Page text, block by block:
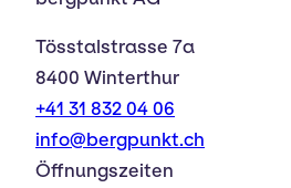
Tösstalstrasse 7a
8400 Winterthur
+41 31 832 04 06
info@bergpunkt.ch
Öffnungszeiten